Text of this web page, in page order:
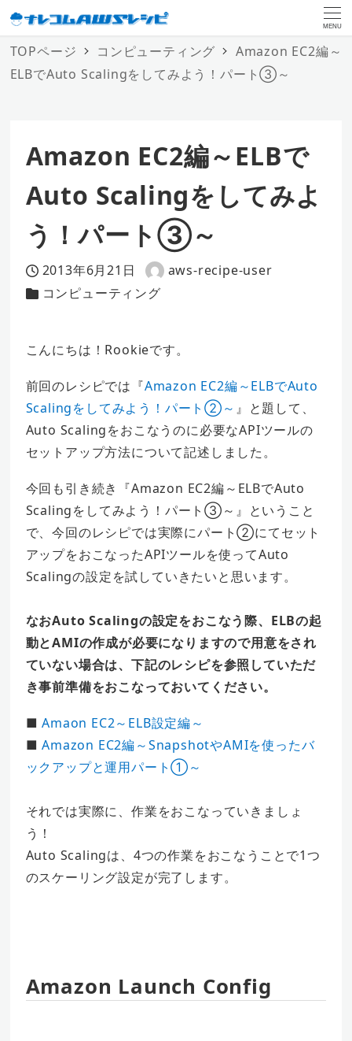
MENU
TOPページ コンピューティング
Amazon EC2編～
ELBでAuto Scalingをしてみよう！パート③～
Amazon EC2編～ELBで
Auto Scalingをしてみよ
う！パート③～
投稿日
2013年6月21日
著
者
aws-recipe-user
カテゴリー
コンピューティング
こんにちは！Rookieです。
前回のレシピでは『Amazon EC2編～ELBでAuto
Scalingをしてみよう！パート②～ 』と題して、
Auto Scalingをおこなうのに必要なAPIツールの
セットアップ方法について記述しました。
今回も引き続き『Amazon EC2編～ELBでAuto
Scalingをしてみよう！パート③～』ということ
で、今回のレシピでは実際にパート②にてセット
アップをおこなったAPIツールを使ってAuto
Scalingの設定を試していきたいと思います。
なおAuto Scalingの設定をおこなう際、ELBの起
動とAMIの作成が必要になりますので用意をされ
ていない場合は、下記のレシピを参照していただ
き事前準備をおこなっておいてください。
■Amaon EC2～ELB設定編～
■Amazon EC2編～SnapshotやAMIを使ったバ
ックアップと運用パート①～
それでは実際に、作業をおこなっていきましょ
う！
Auto Scalingは、4つの作業をおこなうことで1つ
のスケーリング設定が完了します。
Amazon Launch Config